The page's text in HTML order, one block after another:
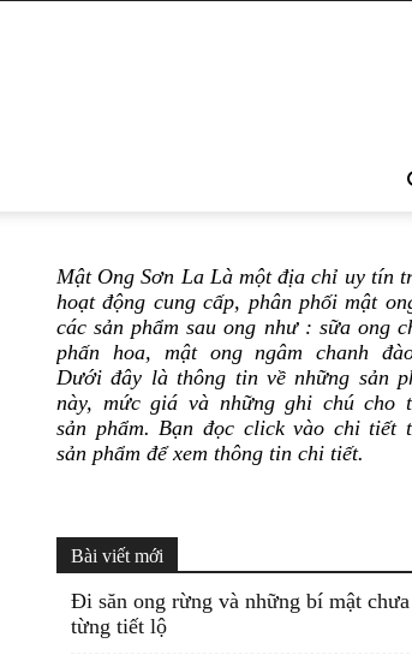
Mật Ong Sơn La Là một địa chỉ uy tín
hoạt động cung cấp, phân phối mật
các sản phẩm sau ong như : sữa ong
phấn hoa, mật ong ngâm chanh
Dưới đây là thông tin về những sản
này, mức giá và những ghi chú cho
sản phẩm. Bạn đọc click vào chi tiết
sản phẩm để xem thông tin chi tiết.
Bài viết mới
Đi săn ong rừng và những bí mật chưa
từng tiết lộ